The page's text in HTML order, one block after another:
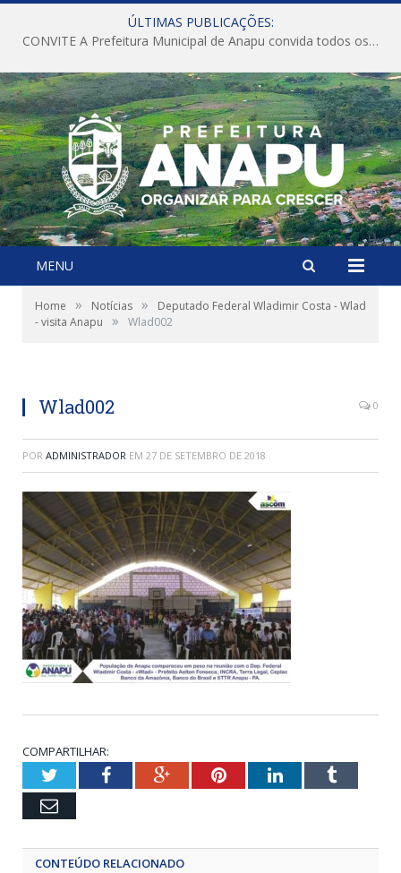
ÚLTIMAS PUBLICAÇÕES:
CONVITE A Prefeitura Municipal de Anapu convida todos os servidores públicos municipais para participarem da Audiência Pública de discussão da Lei de Diretrizes Orçamentárias (LDO), importante instrumento de planejamento das ações e investimentos da Administração Pública para o próximo exercício financeiro.
MENU
Home » Notícias »
Deputado Federal Wladimir Costa - Wlad
- visita Anapu
» Wlad002
Wlad002 0
POR ADMINISTRADOR EM 27 DE SETEMBRO DE 2018
COMPARTILHAR:
TwitterFacebookGoogle+PinterestLinkedInTumblr
Email
CONTEÚDO RELACIONADO